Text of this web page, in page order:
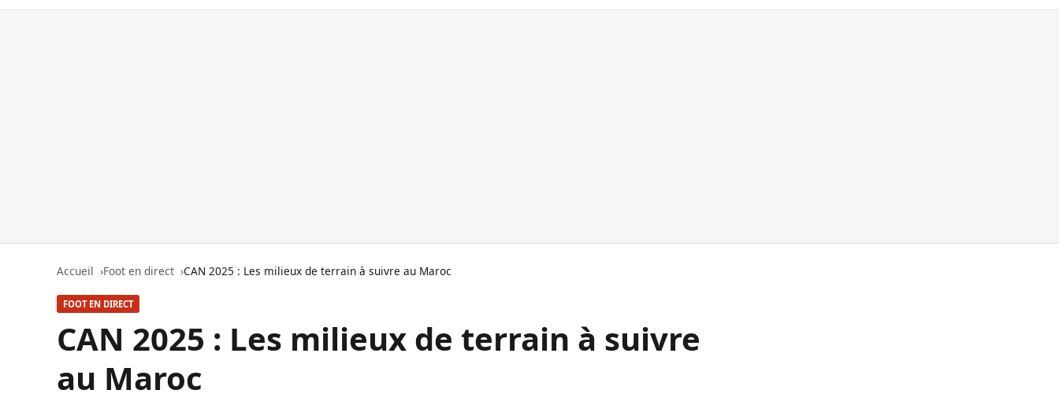
Accueil Foot en direct CAN 2025 : Les milieux de terrain à suivre au Maroc
FOOT EN DIRECT
CAN 2025 : Les milieux de terrain à suivre
au Maroc